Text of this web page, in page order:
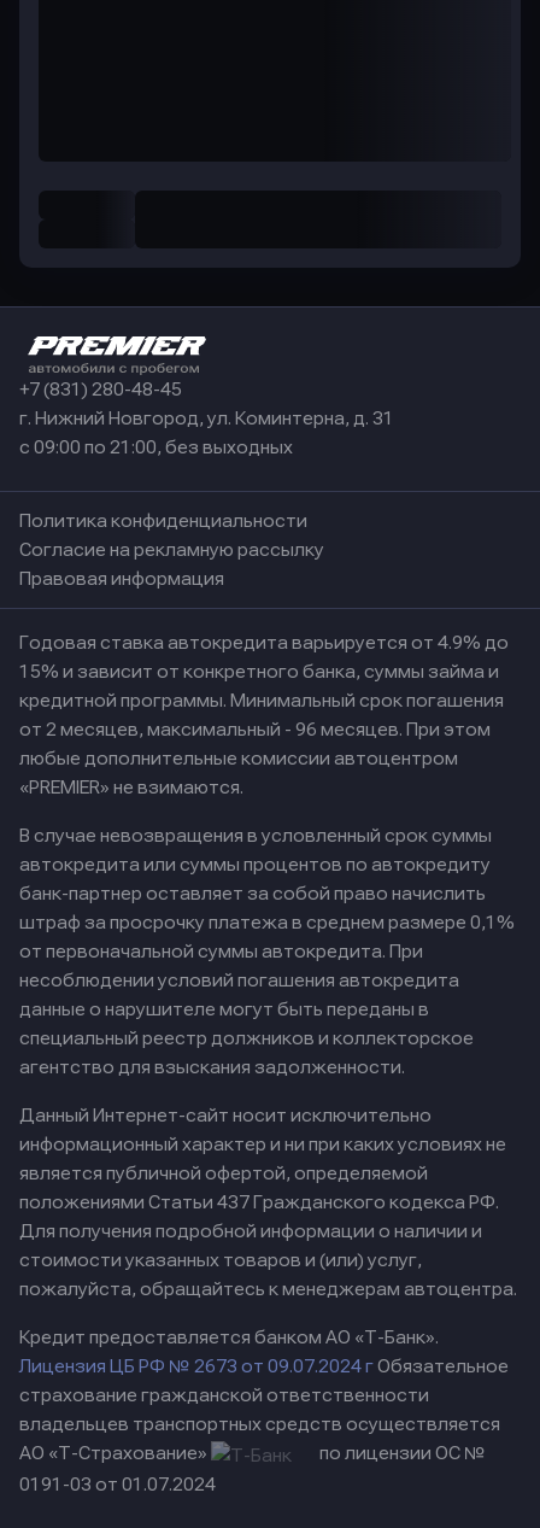
+7 (831) 280-48-45
г. Нижний Новгород, ул. Коминтерна, д. 31
с 09:00 по 21:00, без выходных
Политика конфиденциальности
Согласие на рекламную рассылку
Правовая информация
Годовая ставка автокредита варьируется от 4.9% до
15% и зависит от конкретного банка, суммы займа и
кредитной программы. Минимальный срок погашения
от 2 месяцев, максимальный - 96 месяцев. При этом
любые дополнительные комиссии автоцентром
«PREMIER» не взимаются.
В случае невозвращения в условленный срок суммы
автокредита или суммы процентов по автокредиту
банк-партнер оставляет за собой право начислить
штраф за просрочку платежа в среднем размере 0,1%
от первоначальной суммы автокредита. При
несоблюдении условий погашения автокредита
данные о нарушителе могут быть переданы в
специальный реестр должников и коллекторское
агентство для взыскания задолженности.
Данный Интернет-сайт носит исключительно
информационный характер и ни при каких условиях не
является публичной офертой, определяемой
положениями Статьи 437 Гражданского кодекса РФ.
Для получения подробной информации о наличии и
стоимости указанных товаров и (или) услуг,
пожалуйста, обращайтесь к менеджерам автоцентра.
Кредит предоставляется банком АО «Т-Банк».
Лицензия ЦБ РФ № 2673 от 09.07.2024 гОбязательное
страхование гражданской ответственности
владельцев транспортных средств осуществляется
АО «Т-Страхование»
по лицензии ОС №
0191-03 от 01.07.2024